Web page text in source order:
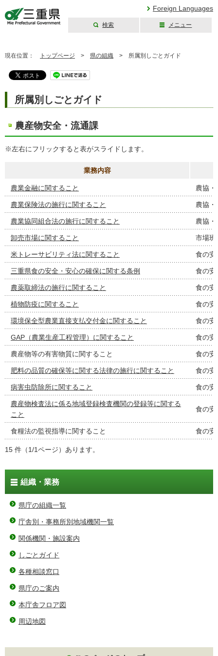
Foreign Languages
検索 メニュー
現在位置： トップページ > 県の組織 > 所属別しごとガイド
所属別しごとガイド
農産物安全・流通課
※左右にフリックすると表がスライドします。
業務内容
農業金融に関すること 農協・
農業保険法の施行に関すること 農協・
農業協同組合法の施行に関すること 農協・
卸売市場に関すること 市場班
米トレーサビリティ法に関すること 食の安
三重県食の安全・安心の確保に関する条例 食の安
農薬取締法の施行に関すること 食の安
植物防疫に関すること 食の安
環境保全型農業直接支払交付金に関すること 食の安
GAP（農業生産工程管理）に関すること 食の安
農産物等の有害物質に関すること 食の安
肥料の品質の確保等に関する法律の施行に関すること 食の安
病害虫防除所に関すること 食の安
農産物検査法に係る地域登録検査機関の登録等に関する
こと
食の安
食糧法の監視指導に関すること 食の安
15 件（1/1ページ）あります。
組織・業務
県庁の組織一覧
庁舎別・事務所別地域機関一覧
関係機関・施設案内
しごとガイド
各種相談窓口
県庁のご案内
本庁舎フロア図
周辺地図